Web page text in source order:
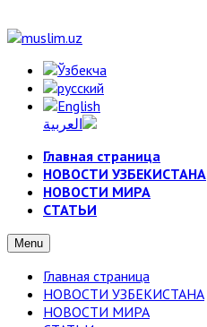
Главная страница
НОВОСТИ УЗБЕКИСТАНА
НОВОСТИ МИРА
СТАТЬИ
Menu
Главная страница
НОВОСТИ УЗБЕКИСТАНА
НОВОСТИ МИРА